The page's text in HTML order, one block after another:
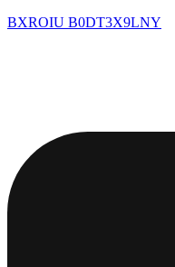
BXROIU B0DT3X9LNY